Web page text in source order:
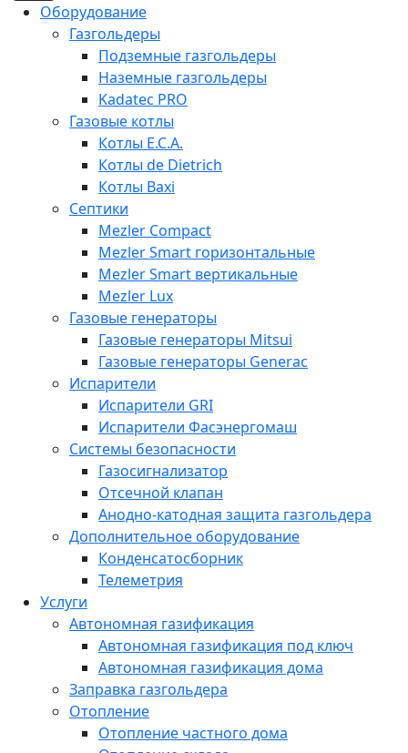
Оборудование
Газгольдеры
Подземные газгольдеры
Наземные газгольдеры
Kadatec PRO
Газовые котлы
Котлы E.C.A.
Котлы de Dietrich
Котлы Baxi
Септики
Mezler Compact
Mezler Smart горизонтальные
Mezler Smart вертикальные
Mezler Lux
Газовые генераторы
Газовые генераторы Mitsui
Газовые генераторы Generac
Испарители
Испарители GRI
Испарители Фасэнергомаш
Системы безопасности
Газосигнализатор
Отсечной клапан
Анодно-катодная защита газгольдера
Дополнительное оборудование
Конденсатосборник
Телеметрия
Услуги
Автономная газификация
Автономная газификация под ключ
Автономная газификация дома
Заправка газгольдера
Отопление
Отопление частного дома